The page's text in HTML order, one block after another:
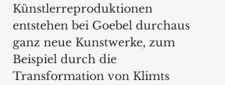
Künstlerreproduktionen
entstehen bei Goebel durchaus
ganz neue Kunstwerke, zum
Beispiel durch die
Transformation von Klimts